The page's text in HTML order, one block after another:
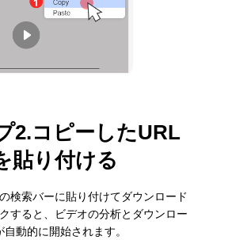
2.コピーしたURL
貼り付ける
検索バーに貼り付けてダウンロード
すると、ビデオの分析とダウンロー
自動的に開始されます。